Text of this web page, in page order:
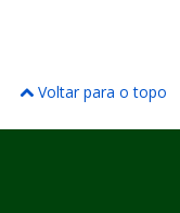
Voltar para o topo